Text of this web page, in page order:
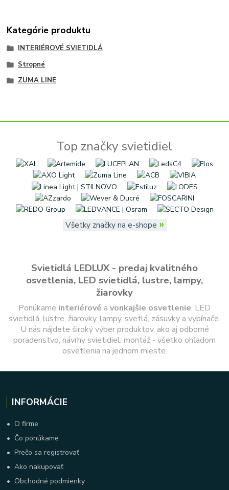
Kategórie produktu
INTERIÉROVÉ SVIETIDLÁ
Stropné
ZUMA LINE
Top značky svietidiel
Všetky značky na e-shope »
Svietidlá LEDLUX - predaj kvalitného
osvetlenia, LED svietidlá, lustre, lampy,
žiarovky
Ponúkame interiérové a vonkajšie osvetlenie, LED
svietidlá, lustre, žiarovky, lampy, svetlá, zásuvky a vypínače.
U nás nájdete široký výber produktov, ako aj odborné
poradenstvo, návrhy svietidiel, montáž - všetko ohľadom
osvetlenia na jednom mieste.
INFORMÁCIE
• O firme
• Čo ponúkame
•Prečo sa registrovať
•Ako nakupovať
• Obchodné podmienky